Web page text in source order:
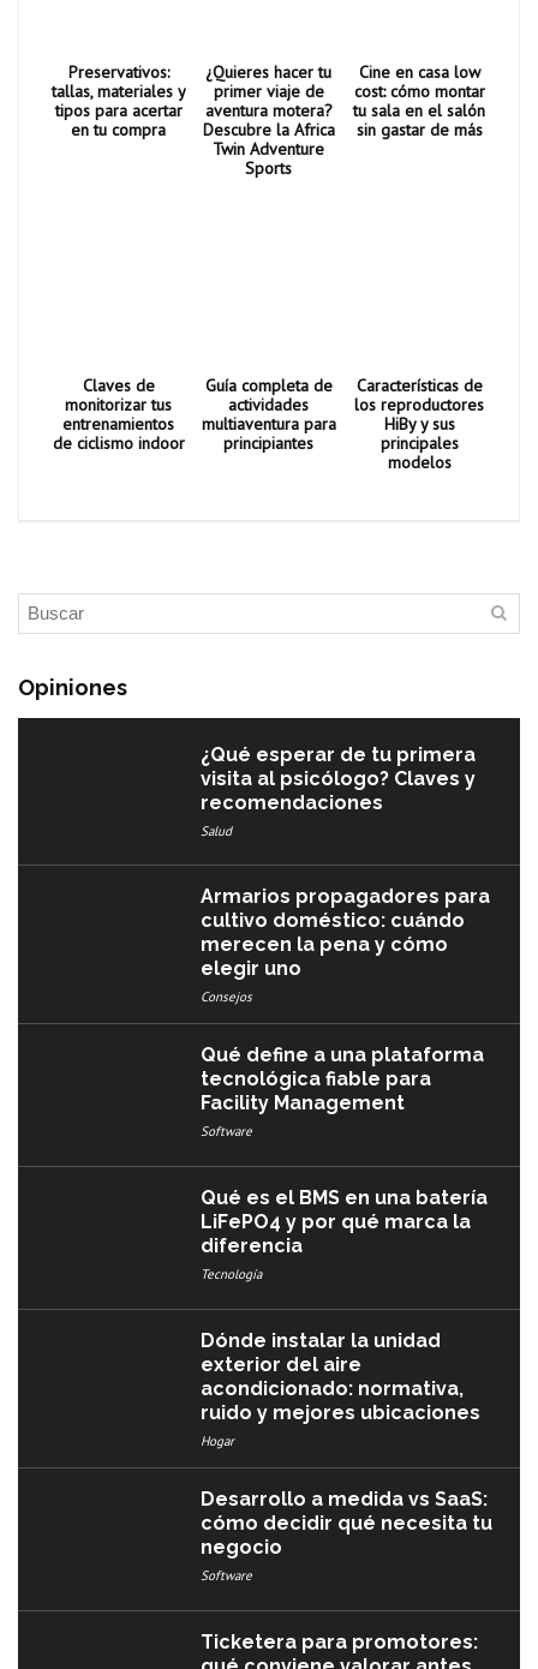
Preservativos:
tallas, materiales y
tipos para acertar
en tu compra
¿Quieres hacer tu
primer viaje de
aventura motera?
Descubre la Africa
Twin Adventure
Sports
Cine en casa low
cost: cómo montar
tu sala en el salón
sin gastar de más
Claves de
monitorizar tus
entrenamientos
de ciclismo indoor
Guía completa de
actividades
multiaventura para
principiantes
Características de
los reproductores
HiBy y sus
principales
modelos
Opiniones
¿Qué esperar de tu primera
visita al psicólogo? Claves y
recomendaciones
Salud
Armarios propagadores para
cultivo doméstico: cuándo
merecen la pena y cómo
elegir uno
Consejos
Qué define a una plataforma
tecnológica fiable para
Facility Management
Software
Qué es el BMS en una batería
LiFePO4 y por qué marca la
diferencia
Tecnología
Dónde instalar la unidad
exterior del aire
acondicionado: normativa,
ruido y mejores ubicaciones
Hogar
Desarrollo a medida vs SaaS:
cómo decidir qué necesita tu
negocio
Software
Ticketera para promotores: